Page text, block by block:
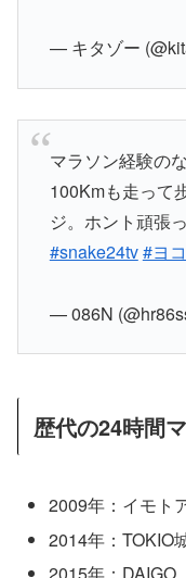
— キタゾー
マラソン経験の
100Kmも走って
ジ。ホント頑張
#snake24tv#ヨ
— 086N
歴代の24時間
2009年：イモト
2014年：TOKIO
2015年：DAIGO